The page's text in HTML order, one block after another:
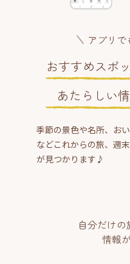
アプリで
おすすめスポ
あたらしい
季節の景色や名所、お
などこれからの旅、週
が見つかります♪
自分だけ
情報